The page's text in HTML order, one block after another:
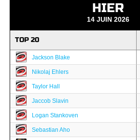
HIER
14 JUIN 2026
TOP 20
Jackson Blake
Nikolaj Ehlers
Taylor Hall
Jaccob Slavin
Logan Stankoven
Sebastian Aho